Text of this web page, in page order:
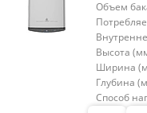
Объем
Высота
Ширина
Глубина
Способ